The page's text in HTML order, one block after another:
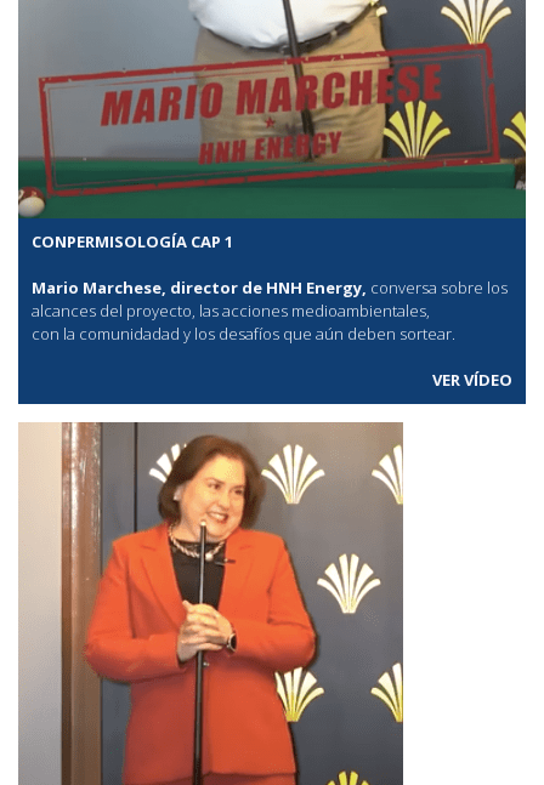
CONPERMISOLOGÍA CAP 1
Mario Marchese, director de HNH Energy, conversa sobre los
alcances del proyecto, las acciones medioambientales,
con la comunidadad y los desafíos que aún deben sortear.
VER VÍDEO